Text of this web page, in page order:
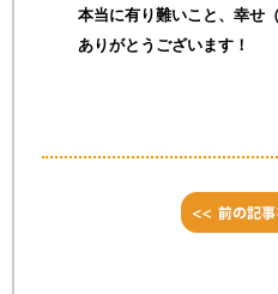
本当に有り難いこと、幸せ
ありがとうございます！